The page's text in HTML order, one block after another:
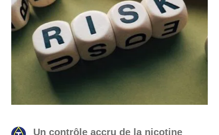
Un contrôle accru de la nicotine